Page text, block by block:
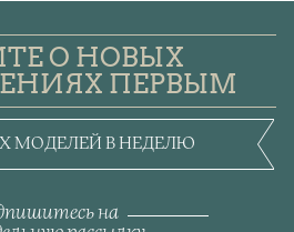
О НОВЫХ
ПЕРВЫМ
МОДЕЛЕЙ В НЕДЕЛЮ
на